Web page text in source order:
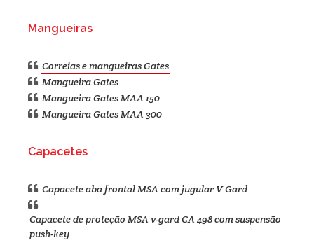
Mangueiras
Correias e mangueiras Gates
Mangueira Gates
Mangueira Gates MAA 150
Mangueira Gates MAA 300
Capacetes
Capacete aba frontal MSA com jugular V Gard
Capacete de proteção MSA v-gard CA 498 com suspensão
push-key